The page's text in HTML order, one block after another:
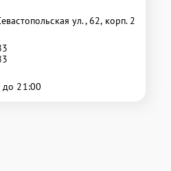
ул., 62, корп. 2
до 21:00